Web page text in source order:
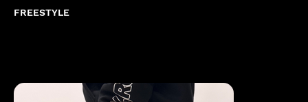
FREESTYLE